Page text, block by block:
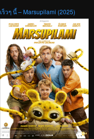
เร็วๆ นี้ – Marsupilami (2025)